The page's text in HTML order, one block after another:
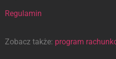
Regulamin
Zobacz także: program